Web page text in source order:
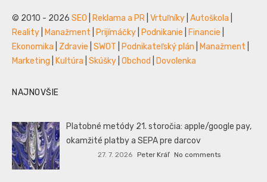
© 2010 - 2026 SEO Reklama a PR Vrtuľníky Autoškola
Reality
Manažment Prijímáčky Podnikanie Financie
Ekonomika
Zdravie SWOT Podnikateľský plán Manažment
Marketing
Kultúra Skúšky Obchod Dovolenka
NAJNOVŠIE
Platobné metódy 21. storočia: apple/google pay,
okamžité platby a SEPA pre darcov
27. 7. 2026 Peter Kráľ No comments